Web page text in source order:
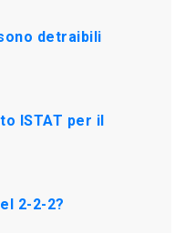
detraibili
ISTAT per il
2-2-2?